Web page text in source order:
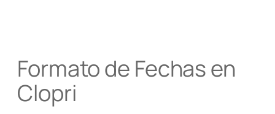
Formato de Fechas en
Clopri